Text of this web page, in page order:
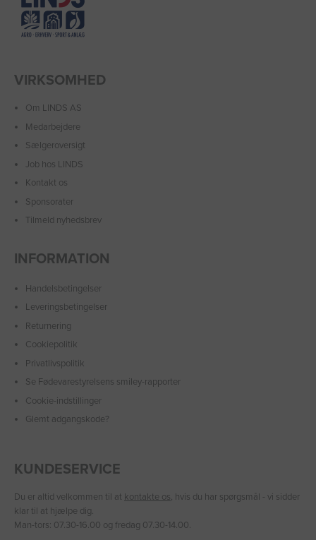
VIRKSOMHED
Om LINDS AS
Medarbejdere
Sælgeroversigt
Job hos LINDS
Kontakt os
Sponsorater
Tilmeld nyhedsbrev
INFORMATION
Handelsbetingelser
Leveringsbetingelser
Returnering
Cookiepolitik
Privatlivspolitik
Se Fødevarestyrelsens smiley-rapporter
Cookie-indstillinger
Glemt adgangskode?
KUNDESERVICE
Du er altid velkommen til at kontakte os, hvis du har spørgsmål - vi sidder
klar til at hjælpe dig.
Man-tors: 07.30-16.00 og fredag 07.30-14.00.